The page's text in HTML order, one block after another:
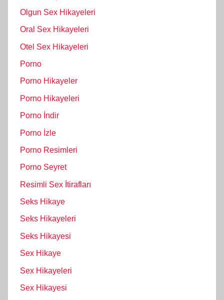
Olgun Sex Hikayeleri
Oral Sex Hikayeleri
Otel Sex Hikayeleri
Porno
Porno Hikayeler
Porno Hikayeleri
Porno İndir
Porno İzle
Porno Resimleri
Porno Seyret
Resimli Sex İtirafları
Seks Hikaye
Seks Hikayeleri
Seks Hikayesi
Sex Hikaye
Sex Hikayeleri
Sex Hikayesi